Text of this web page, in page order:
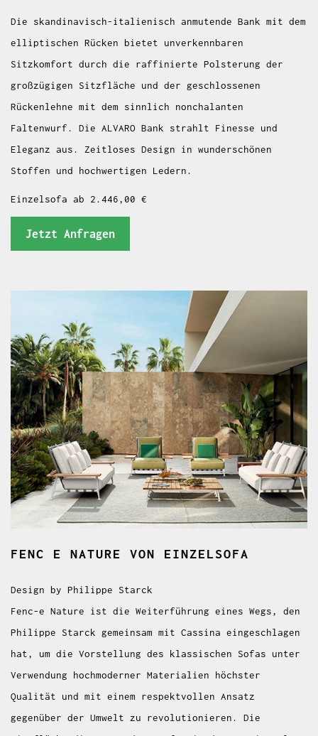
Die skandinavisch-italienisch anmutende Bank mit dem
elliptischen Rücken bietet unverkennbaren
Sitzkomfort durch die raffinierte Polsterung der
großzügigen Sitzfläche und der geschlossenen
Rückenlehne mit dem sinnlich nonchalanten
Faltenwurf. Die ALVARO Bank strahlt Finesse und
Eleganz aus. Zeitloses Design in wunderschönen
Stoffen und hochwertigen Ledern.
Einzelsofa ab 2.446,00 €
Jetzt Anfragen
FENC E NATURE VON EINZELSOFA
Design by Philippe Starck
Fenc-e Nature ist die Weiterführung eines Wegs, den
Philippe Starck gemeinsam mit Cassina eingeschlagen
hat, um die Vorstellung des klassischen Sofas unter
Verwendung hochmoderner Materialien höchster
Qualität und mit einem respektvollen Ansatz
gegenüber der Umwelt zu revolutionieren. Die